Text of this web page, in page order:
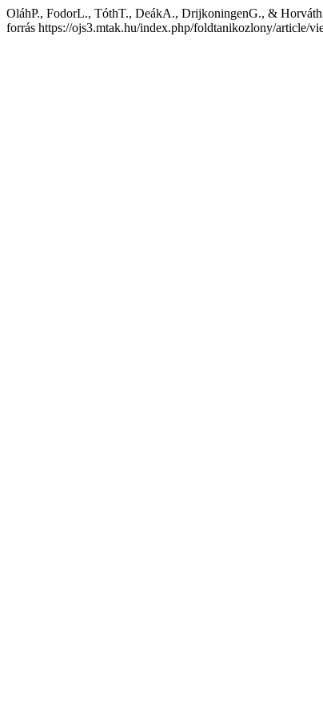
OláhP., FodorL., TóthT., DeákA., DrijkoningenG., &
forrás https://ojs3.mtak.hu/index.php/foldtanikozlony/article/